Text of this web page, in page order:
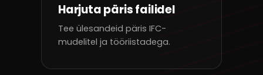
Harjuta päris failidel
Tee ülesandeid päris IFC-
mudelitel ja tööriistadega.